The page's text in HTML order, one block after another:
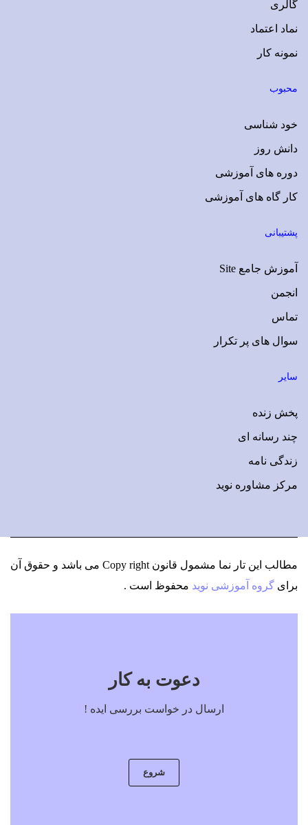
گالری
نماد اعتماد
نمونه کار
محبوب
خود شناسی
دانش روز
دوره های آموزشی
کار گاه های آموزشی
پشتیبانی
آموزش جامع Site
انجمن
تماس
سوال های پر تکرار
سایر
پخش زنده
چند رسانه ای
زندگی نامه
مرکز مشاوره نوید
مطالب این تار نما مشمول قانون Copy right می باشد
و حقوق آن
برای گروه آموزشی نوید محفوظ است .
دعوت به کار
ارسال در خواست بررسی ایده !
شروع